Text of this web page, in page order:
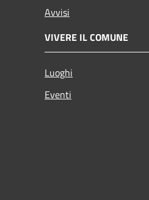
Avvisi
VIVERE IL COMUNE
Luoghi
Eventi